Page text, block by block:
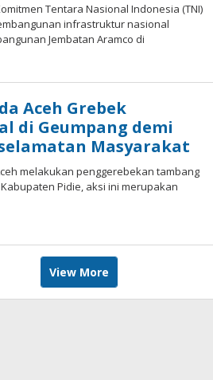
Tentara Nasional Indonesia (TNI)
infrastruktur nasional
Jembatan Aramco di
Aceh Grebek
di Geumpang demi
Masyarakat
melakukan penggerebekan tambang
Pidie, aksi ini merupakan
View More